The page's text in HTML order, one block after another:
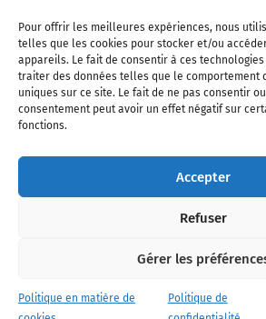
Pour offrir les meilleures expériences, nous
telles que les cookies pour stocker et/ou
appareils. Le fait de consentir à ces
traiter des données telles que le comportement
uniques sur ce site. Le fait de ne pas consentir
consentement peut avoir un effet négatif sur
fonctions.
Accepter
Refuser
Gérer les
Politique en matière de
Politique de
Qui sommes-nous ? Nous contacter
Mentions légales
CGV Politique de
l'industrie aéronautique, l'aviation
civils, l'aéronautique de défense et l'industrie
interdite sans autorisation écrite spécifique du